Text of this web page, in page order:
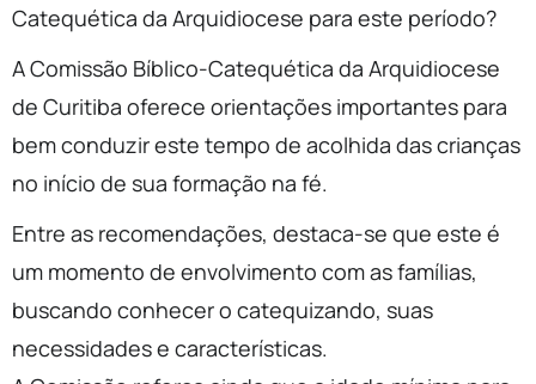
Catequética da Arquidiocese para este período?
A Comissão Bíblico-Catequética da Arquidiocese
de Curitiba oferece orientações importantes para
bem conduzir este tempo de acolhida das crianças
no início de sua formação na fé.
Entre as recomendações, destaca-se que este é
um momento de envolvimento com as famílias,
buscando conhecer o catequizando, suas
necessidades e características.